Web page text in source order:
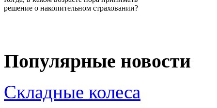
решение о накопительном страховании?
Популярные новости
Складные колеса